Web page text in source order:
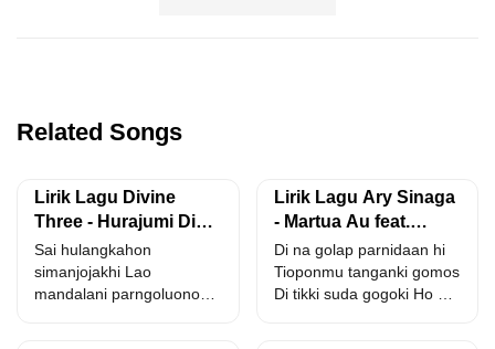
Related Songs
Lirik Lagu Divine
Three - Hurajumi Di
Rohangku
Sai hulangkahon
simanjojakhi Lao
mandalani parngoluonon
Lirik Lagu Ary Sinaga
- Martua Au feat.
Yosepha
Simangunsong
Di na golap parnidaan hi
Tioponmu tanganki gomos
Di tikki suda gogoki Ho do